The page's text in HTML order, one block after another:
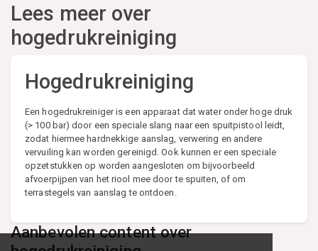
Lees meer over
hogedrukreiniging
Hogedrukreiniging
Een hogedrukreiniger is een apparaat dat water onder hoge druk
(> 100 bar) door een speciale slang naar een spuitpistool leidt,
zodat hiermee hardnekkige aanslag, verwering en andere
vervuiling kan worden gereinigd. Ook kunnen er een speciale
opzetstukken op worden aangesloten om bijvoorbeeld
afvoerpijpen van het riool mee door te spuiten, of om
terrastegels van aanslag te ontdoen.
Aanbevolen content over